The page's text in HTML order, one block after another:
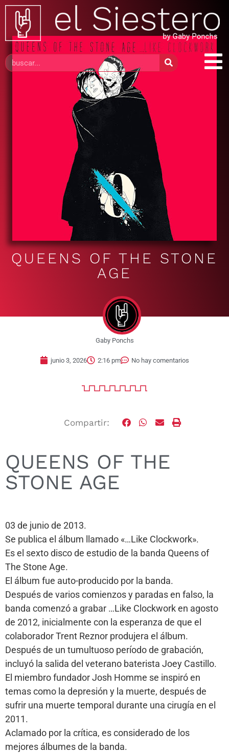
QUEENS OF THE STONE
AGE
Gaby Ponchs
junio 3, 2026 2:16 pm No hay comentarios
Compartir:
QUEENS OF THE
STONE AGE
03 de junio de 2013.
Se publica el álbum llamado «…Like Clockwork».
Es el sexto disco de estudio de la banda Queens of
The Stone Age.
El álbum fue auto-producido por la banda.
Después de varios comienzos y paradas en falso, la
banda comenzó a grabar …Like Clockwork en agosto
de 2012, inicialmente con la esperanza de que el
colaborador Trent Reznor produjera el álbum.
Después de un tumultuoso período de grabación,
incluyó la salida del veterano baterista Joey Castillo.
El miembro fundador Josh Homme se inspiró en
temas como la depresión y la muerte, después de
sufrir una muerte temporal durante una cirugía en el
2011.
Aclamado por la crítica, es considerado de los
mejores álbumes de la banda.